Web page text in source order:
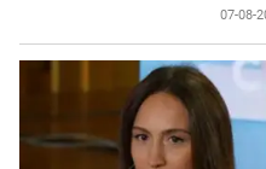
07-08-